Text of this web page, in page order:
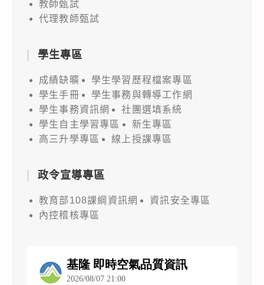
教師甄試
代理教師甄試
學生專區
成績缺曠
學生學習歷程檔案專區
學生手冊
學生事務與轉導工作網
學生事務資訊網
社團選填系統
學生自主學習專區
新生專區
高三升學專區
線上授課專區
政令宣導專區
教育部108課綱資訊網
資訊安全專區
內控稽核專區